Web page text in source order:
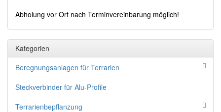
Abholung vor Ort nach Terminvereinbarung möglich!
Kategorien
Beregnungsanlagen für Terrarien
Steckverbinder für Alu-Profile
Terrarienbepflanzung